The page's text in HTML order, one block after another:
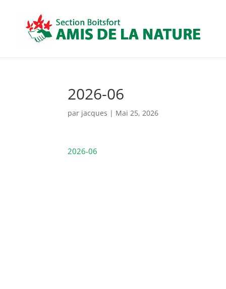
2026-06
par jacques | Mai 25, 2026
2026-06